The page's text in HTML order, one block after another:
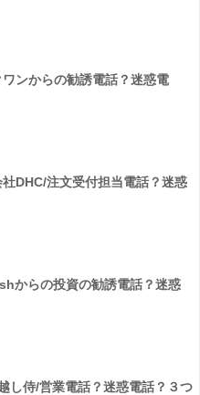
ンからの勧誘電話？迷惑電
DHC/注文受付担当電話？迷惑
からの投資の勧誘電話？迷惑
し侍/営業電話？迷惑電話？３つ